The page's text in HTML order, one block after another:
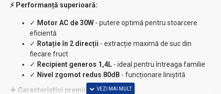
⚡ Performanță superioară:
✓ Motor AC de 30W - putere optimă pentru stoarcere
eficientă
✓ Rotație în 2 direcții - extracție maximă de suc din
fiecare fruct
✓ Recipient generos 1,4L - ideal pentru întreaga familie
✓ Nivel zgomot redus 80dB - funcționare liniștită
★ Caracteristici premium: